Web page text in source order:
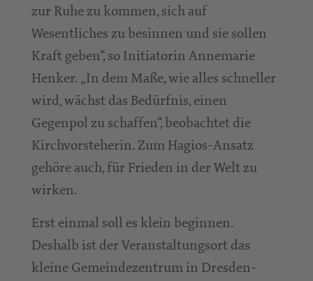
zur Ruhe zu kommen, sich auf
Wesentliches zu besinnen und sie sollen
Kraft geben“, so Initiatorin Annemarie
Henker. „In dem Maße, wie alles schneller
wird, wächst das Bedürfnis, einen
Gegenpol zu schaffen“, beobachtet die
Kirchvorsteherin. Zum Hagios-Ansatz
gehöre auch, für Frieden in der Welt zu
wirken.
Erst einmal soll es klein beginnen.
Deshalb ist der Veranstaltungsort das
kleine Gemeindezentrum in Dresden-